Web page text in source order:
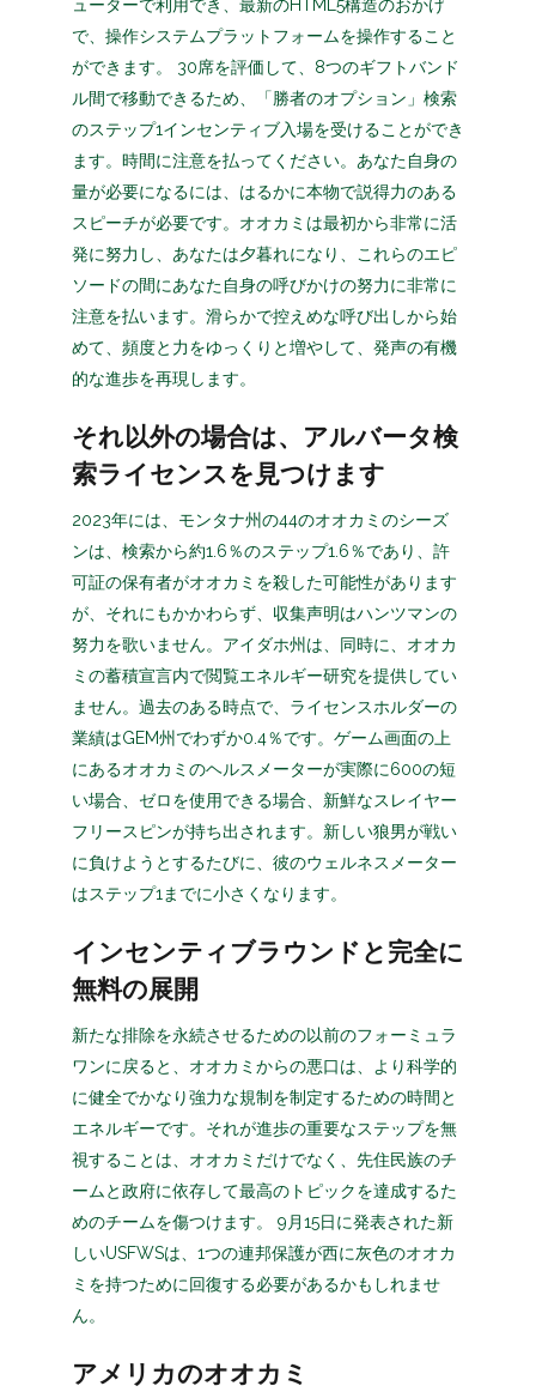
ューターで利用でき、最新のHTML5構造のおかげ
で、操作システムプラットフォームを操作すること
ができます。 30席を評価して、8つのギフトバンド
ル間で移動できるため、「勝者のオプション」検索
のステップ1インセンティブ入場を受けることができ
ます。時間に注意を払ってください。あなた自身の
量が必要になるには、はるかに本物で説得力のある
スピーチが必要です。オオカミは最初から非常に活
発に努力し、あなたは夕暮れになり、これらのエピ
ソードの間にあなた自身の呼びかけの努力に非常に
注意を払います。滑らかで控えめな呼び出しから始
めて、頻度と力をゆっくりと増やして、発声の有機
的な進歩を再現します。
それ以外の場合は、アルバータ検
索ライセンスを見つけます
2023年には、モンタナ州の44のオオカミのシーズ
ンは、検索から約1.6％のステップ1.6％であり、許
可証の保有者がオオカミを殺した可能性があります
が、それにもかかわらず、収集声明はハンツマンの
努力を歌いません。アイダホ州は、同時に、オオカ
ミの蓄積宣言内で閲覧エネルギー研究を提供してい
ません。過去のある時点で、ライセンスホルダーの
業績はGEM州でわずか0.4％です。ゲーム画面の上
にあるオオカミのヘルスメーターが実際に600の短
い場合、ゼロを使用できる場合、新鮮なスレイヤー
フリースピンが持ち出されます。新しい狼男が戦い
に負けようとするたびに、彼のウェルネスメーター
はステップ1までに小さくなります。
インセンティブラウンドと完全に
無料の展開
新たな排除を永続させるための以前のフォーミュラ
ワンに戻ると、オオカミからの悪口は、より科学的
に健全でかなり強力な規制を制定するための時間と
エネルギーです。それが進歩の重要なステップを無
視することは、オオカミだけでなく、先住民族のチ
ームと政府に依存して最高のトピックを達成するた
めのチームを傷つけます。 9月15日に発表された新
しいUSFWSは、1つの連邦保護が西に灰色のオオカ
ミを持つために回復する必要があるかもしれませ
ん。
アメリカのオオカミ